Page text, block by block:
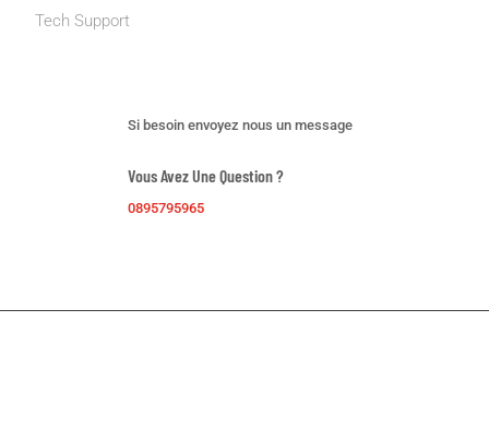
Tech Support
Si besoin envoyez nous un message
Vous Avez Une Question ?
0895795965